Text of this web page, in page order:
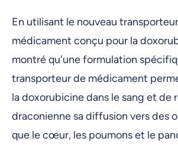
En utilisant le nouveau
médicament conçu pour la
montré qu'une formulation
transporteur de médicament
la doxorubicine dans le sang et de
draconienne sa diffusion vers des
que le cœur, les poumons et le